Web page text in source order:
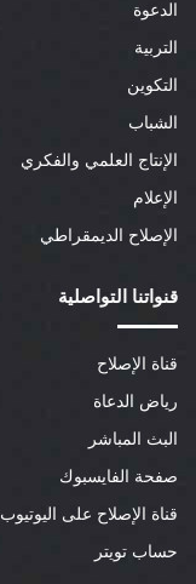
الدعوة
التربية
التكوين
الشباب
الإنتاج العلمي والفكري
الإعلام
الإصلاح الديمقراطي
قنواتنا التواصلية
قناة الإصلاح
رياض الدعاة
البث المباشر
صفحة الفايسبوك
قناة الإصلاح على اليوتيوب
حساب تويتر